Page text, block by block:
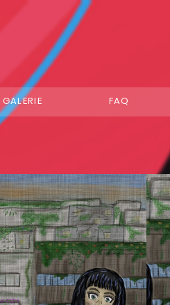
GALERIE FAQ